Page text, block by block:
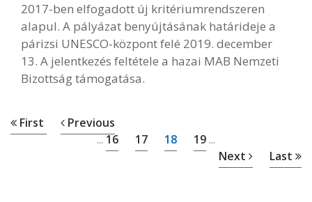
2017-ben elfogadott új kritériumrendszeren
alapul. A pályázat benyújtásának határideje a
párizsi UNESCO-központ felé 2019. december
13. A jelentkezés feltétele a hazai MAB Nemzeti
Bizottság támogatása.
First Previous
... 16 17 18 19 ...
Next Last